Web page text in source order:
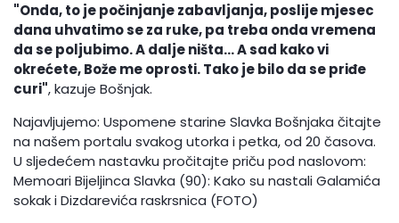
"Onda, to je počinjanje zabavljanja, poslije mjesec
dana uhvatimo se za ruke, pa treba onda vremena
da se poljubimo. A dalje ništa... A sad kako vi
okrećete, Bože me oprosti. Tako je bilo da se priđe
curi", kazuje Bošnjak.
Najavljujemo: Uspomene starine Slavka Bošnjaka čitajte
na našem portalu svakog utorka i petka, od 20 časova.
U sljedećem nastavku pročitajte priču pod naslovom:
Memoari Bijeljinca Slavka (90): Kako su nastali Galamića
sokak i Dizdarevića raskrsnica (FOTO)